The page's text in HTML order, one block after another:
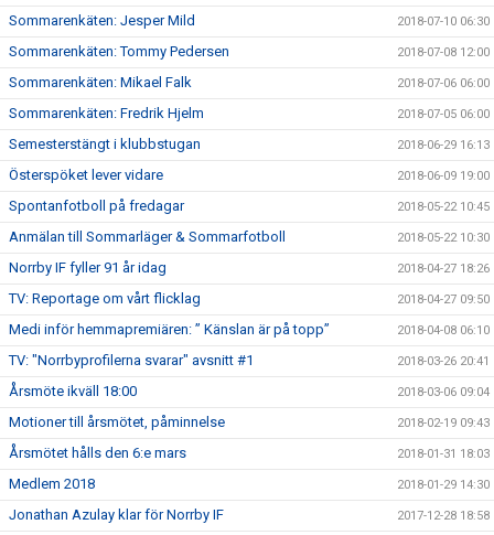
Sommarenkäten: Jesper Mild 2018-07-10 06:30
Sommarenkäten: Tommy Pedersen 2018-07-08 12:00
Sommarenkäten: Mikael Falk 2018-07-06 06:00
Sommarenkäten: Fredrik Hjelm 2018-07-05 06:00
Semesterstängt i klubbstugan 2018-06-29 16:13
Österspöket lever vidare 2018-06-09 19:00
Spontanfotboll på fredagar 2018-05-22 10:45
Anmälan till Sommarläger & Sommarfotboll 2018-05-22 10:30
Norrby IF fyller 91 år idag 2018-04-27 18:26
TV: Reportage om vårt flicklag 2018-04-27 09:50
Medi inför hemmapremiären: ” Känslan är på topp” 2018-04-08 06:10
TV: "Norrbyprofilerna svarar" avsnitt #1 2018-03-26 20:41
Årsmöte ikväll 18:00 2018-03-06 09:04
Motioner till årsmötet, påminnelse 2018-02-19 09:43
Årsmötet hålls den 6:e mars 2018-01-31 18:03
Medlem 2018 2018-01-29 14:30
Jonathan Azulay klar för Norrby IF 2017-12-28 18:58